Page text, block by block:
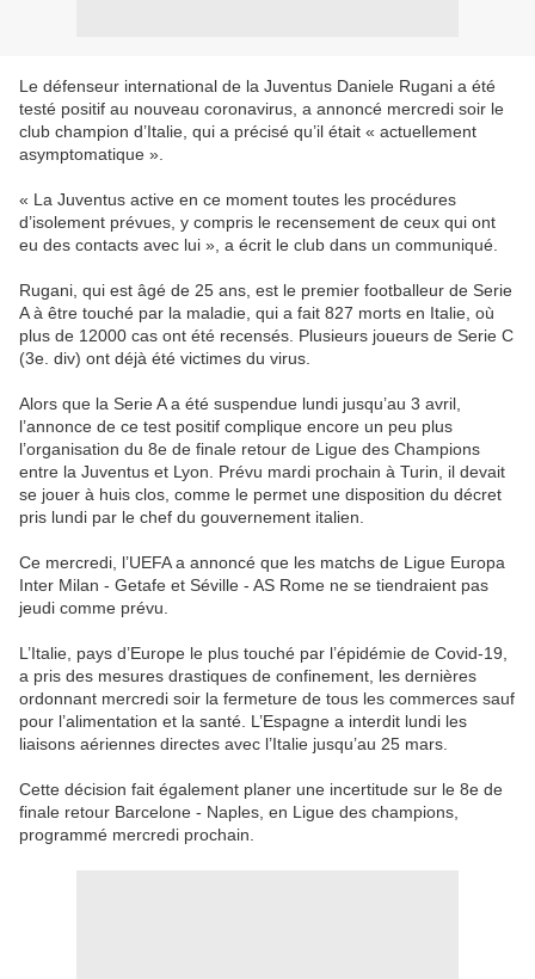
Le défenseur international de la Juventus Daniele Rugani a été
testé positif au nouveau coronavirus, a annoncé mercredi soir le
club champion d’Italie, qui a précisé qu’il était « actuellement
asymptomatique ».
« La Juventus active en ce moment toutes les procédures
d’isolement prévues, y compris le recensement de ceux qui ont
eu des contacts avec lui », a écrit le club dans un communiqué.
Rugani, qui est âgé de 25 ans, est le premier footballeur de Serie
A à être touché par la maladie, qui a fait 827 morts en Italie, où
plus de 12000 cas ont été recensés. Plusieurs joueurs de Serie C
(3e. div) ont déjà été victimes du virus.
Alors que la Serie A a été suspendue lundi jusqu’au 3 avril,
l’annonce de ce test positif complique encore un peu plus
l’organisation du 8e de finale retour de Ligue des Champions
entre la Juventus et Lyon. Prévu mardi prochain à Turin, il devait
se jouer à huis clos, comme le permet une disposition du décret
pris lundi par le chef du gouvernement italien.
Ce mercredi, l’UEFA a annoncé que les matchs de Ligue Europa
Inter Milan - Getafe et Séville - AS Rome ne se tiendraient pas
jeudi comme prévu.
L’Italie, pays d’Europe le plus touché par l’épidémie de Covid-19,
a pris des mesures drastiques de confinement, les dernières
ordonnant mercredi soir la fermeture de tous les commerces sauf
pour l’alimentation et la santé. L’Espagne a interdit lundi les
liaisons aériennes directes avec l’Italie jusqu’au 25 mars.
Cette décision fait également planer une incertitude sur le 8e de
finale retour Barcelone - Naples, en Ligue des champions,
programmé mercredi prochain.